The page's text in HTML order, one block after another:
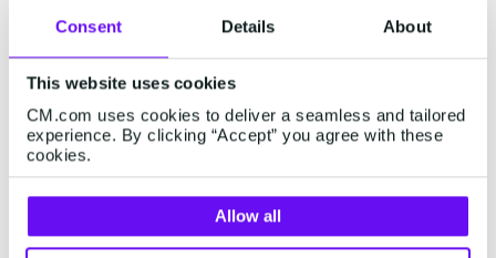
Consent Details About
This website uses cookies
CM.com uses cookies to deliver a seamless and tailored
experience. By clicking “Accept” you agree with these
cookies.
Allow all
Elk team verbonden
Geen eilandjes. Geen verwarring. HALO brengt
service, marketing en operatie samen in één
werkruimte.